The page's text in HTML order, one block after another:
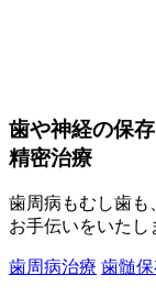
歯や神経の保
精密治療
歯周病もむし歯も
お手伝いをいたし
歯周病治療 歯髄